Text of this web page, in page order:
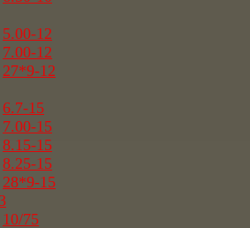
5.00-12
7.00-12
27*9-12
6.7-15
7.00-15
8.15-15
8.25-15
28*9-15
10/75